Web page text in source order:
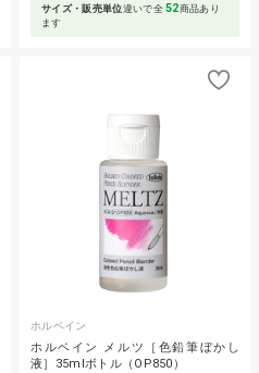
サイズ・販売単位違いで全52商品あり
ます
ホルベイン
ホルベイン メルツ［色鉛筆ぼかし
液］35mlボトル（OP850）